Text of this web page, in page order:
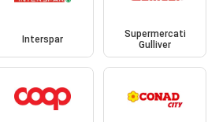
Interspar
Supermercati
Gulliver